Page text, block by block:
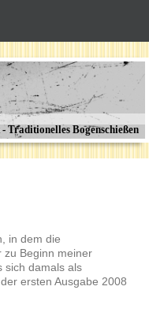
Traditionelles Bogenschießen
in dem die
zu Beginn meiner
sich damals als
ersten Ausgabe 2008